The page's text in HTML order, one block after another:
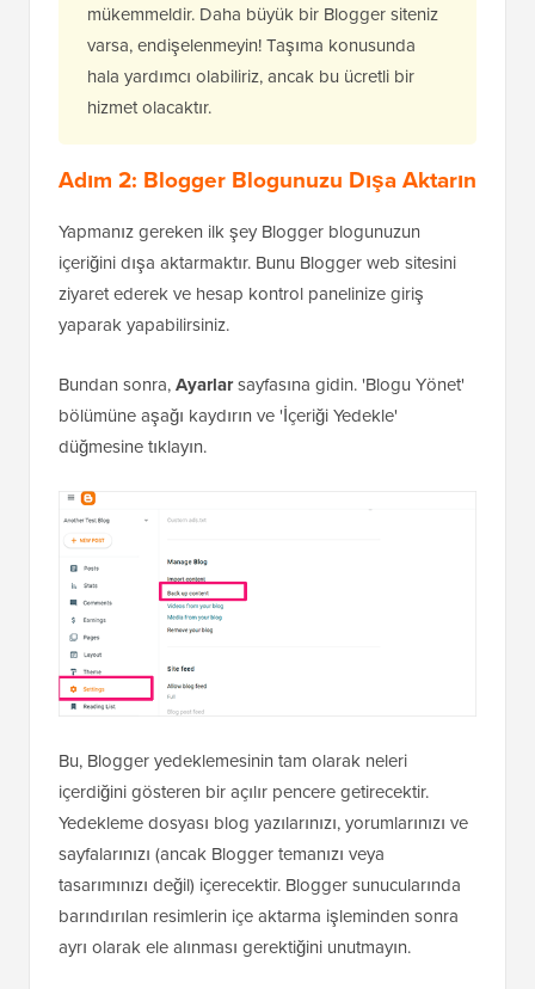
mükemmeldir. Daha büyük bir Blogger siteniz
varsa, endişelenmeyin! Taşıma konusunda
hala yardımcı olabiliriz, ancak bu ücretli bir
hizmet olacaktır.
Adım 2: Blogger Blogunuzu Dışa Aktarın
Yapmanız gereken ilk şey Blogger blogunuzun
içeriğini dışa aktarmaktır. Bunu Blogger web sitesini
ziyaret ederek ve hesap kontrol panelinize giriş
yaparak yapabilirsiniz.
Bundan sonra,Ayarlarsayfasına gidin. 'Blogu Yönet'
bölümüne aşağı kaydırın ve 'İçeriği Yedekle'
düğmesine tıklayın.
Bu, Blogger yedeklemesinin tam olarak neleri
içerdiğini gösteren bir açılır pencere getirecektir.
Yedekleme dosyası blog yazılarınızı, yorumlarınızı ve
sayfalarınızı (ancak Blogger temanızı veya
tasarımınızı değil) içerecektir. Blogger sunucularında
barındırılan resimlerin içe aktarma işleminden sonra
ayrı olarak ele alınması gerektiğini unutmayın.